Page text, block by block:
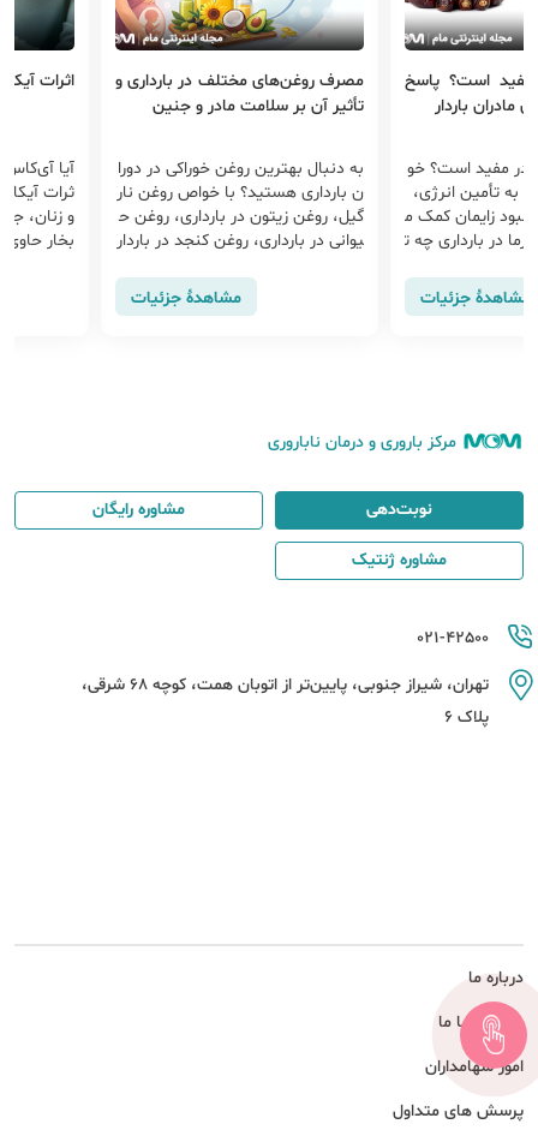
مفید است؟ پاسخ
مادران باردار
مفید است؟ خو
به تأمین انرژی،
زایمان کمک م
در بارداری چه ت
و مقدار امن مصر
مشاهدهٔ جزئیات
مصرف روغن‌های مختلف در بارداری و
تأثیر آن بر سلامت مادر و جنین
به دنبال بهترین روغن خوراکی در دورا
ن بارداری هستید؟ با خواص روغن نار
گیل، روغن زیتون در بارداری، روغن ح
یوانی در بارداری، روغن کنجد در باردار
شوید و بهترین را انتخاب کنید
مشاهدهٔ جزئیات
اثرات
آیا
ثرات
و زنان،
بخار حاوی
مرکز باروری و درمان ناباروری
درباره ما
همکاری با ما
امور سهامداران
پرسش های متداول
021-42500
تهران، شیراز جنوبی، پایین‌تر از اتوبان همت، کوچه 68 شرقی،
پلاک 6
نوبت‌دهی مشاوره رایگان
مشاوره ژنتیک